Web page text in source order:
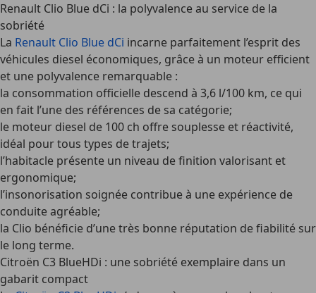
Renault Clio Blue dCi : la polyvalence au service de la
sobriété
La Renault Clio Blue dCi incarne parfaitement l’esprit des
véhicules diesel économiques, grâce à un moteur efficient
et une polyvalence remarquable :
la consommation officielle descend à 3,6 l/100 km, ce qui
en fait l’une des références de sa catégorie;
le moteur diesel de 100 ch offre souplesse et réactivité,
idéal pour tous types de trajets;
l’habitacle présente un niveau de finition valorisant et
ergonomique;
l’insonorisation soignée contribue à une expérience de
conduite agréable;
la Clio bénéficie d’une très bonne réputation de fiabilité sur
le long terme.
Citroën C3 BlueHDi : une sobriété exemplaire dans un
gabarit compact